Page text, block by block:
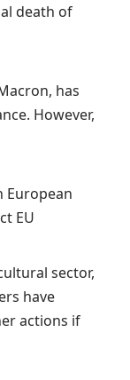
death of
has
However,
European
EU
sector,
have
actions if